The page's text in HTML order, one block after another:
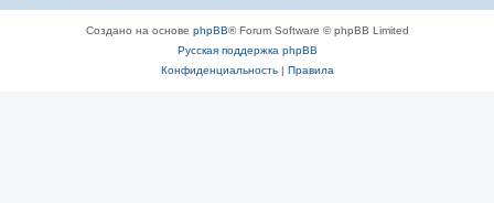
Создано на основе phpBB® Forum Software © phpBB Limited
Русская поддержка phpBB
Конфиденциальность| Правила